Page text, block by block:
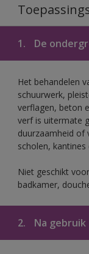
1. De
Het behandelen
schuurwerk,
verflagen, beton
verf is uitermate
duurzaamheid of
scholen, kantines
Niet geschikt
badkamer,
2. Na gebruik